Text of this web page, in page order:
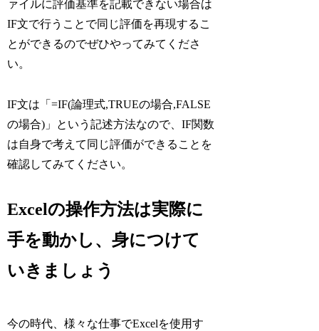
ァイルに評価基準を記載できない場合は
IF文で行うことで同じ評価を再現するこ
とができるのでぜひやってみてくださ
い。
IF文は「=IF(論理式,TRUEの場合,FALSE
の場合)」という記述方法なので、IF関数
は自身で考えて同じ評価ができることを
確認してみてください。
Excelの操作方法は実際に
手を動かし、身につけて
いきましょう
今の時代、様々な仕事でExcelを使用す